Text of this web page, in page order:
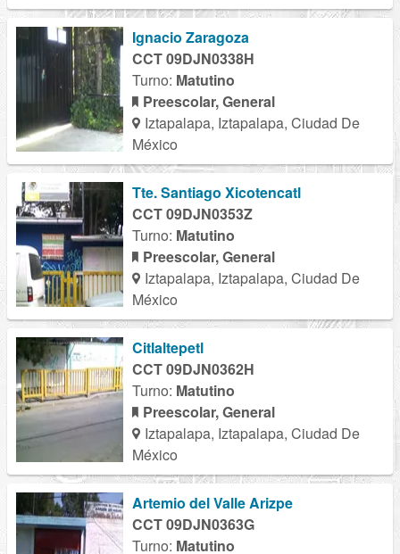
Ignacio Zaragoza
CCT 09DJN0338H
Turno: Matutino
Preescolar, General
Iztapalapa, Iztapalapa, Ciudad De
México
Tte. Santiago Xicotencatl
CCT 09DJN0353Z
Turno: Matutino
Preescolar, General
Iztapalapa, Iztapalapa, Ciudad De
México
Citlaltepetl
CCT 09DJN0362H
Turno: Matutino
Preescolar, General
Iztapalapa, Iztapalapa, Ciudad De
México
Artemio del Valle Arizpe
CCT 09DJN0363G
Turno: Matutino